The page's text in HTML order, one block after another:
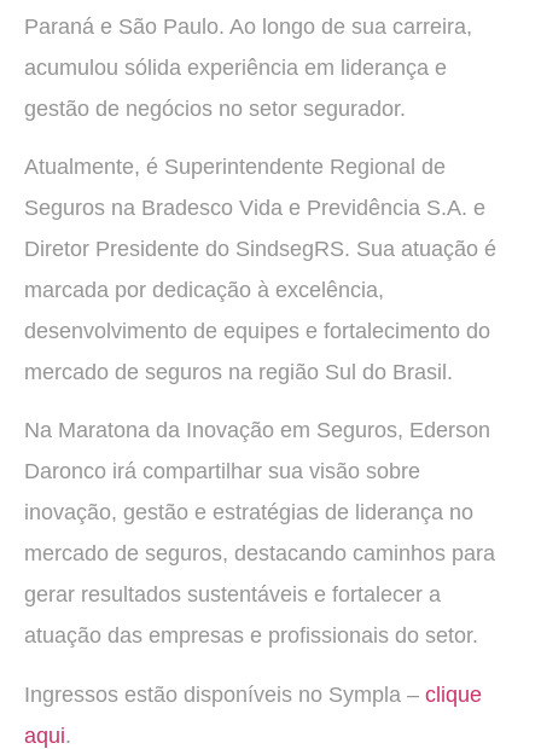
Paraná e São Paulo. Ao longo de sua carreira,
acumulou sólida experiência em liderança e
gestão de negócios no setor segurador.
Atualmente, é Superintendente Regional de
Seguros na Bradesco Vida e Previdência S.A. e
Diretor Presidente do SindsegRS. Sua atuação é
marcada por dedicação à excelência,
desenvolvimento de equipes e fortalecimento do
mercado de seguros na região Sul do Brasil.
Na Maratona da Inovação em Seguros, Ederson
Daronco irá compartilhar sua visão sobre
inovação, gestão e estratégias de liderança no
mercado de seguros, destacando caminhos para
gerar resultados sustentáveis e fortalecer a
atuação das empresas e profissionais do setor.
Ingressos estão disponíveis no Sympla – clique
aqui.